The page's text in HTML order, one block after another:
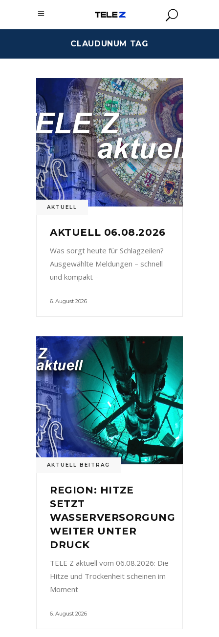
CLAUDUNUM TAG
AKTUELL
AKTUELL 06.08.2026
Was sorgt heute für Schlagzeilen?
Ausgewählte Meldungen – schnell
und kompakt –
6. August 2026
AKTUELL BEITRAG
REGION: HITZE
SETZT
WASSERVERSORGUNG
WEITER UNTER
DRUCK
TELE Z aktuell vom 06.08.2026: Die
Hitze und Trockenheit scheinen im
Moment
6. August 2026